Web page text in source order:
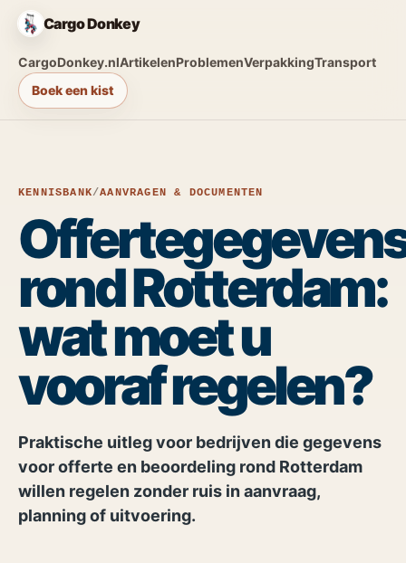
Cargo Donkey
CargoDonkey.nlArtikelenProblemenVerpakkingTransport
Boek een kist
KENNISBANK/AANVRAGEN & DOCUMENTEN
rond Rotterdam:
wat moet u
vooraf regelen?
Praktische uitleg voor bedrijven die gegevens
voor offerte en beoordeling rond Rotterdam
willen regelen zonder ruis in aanvraag,
planning of uitvoering.